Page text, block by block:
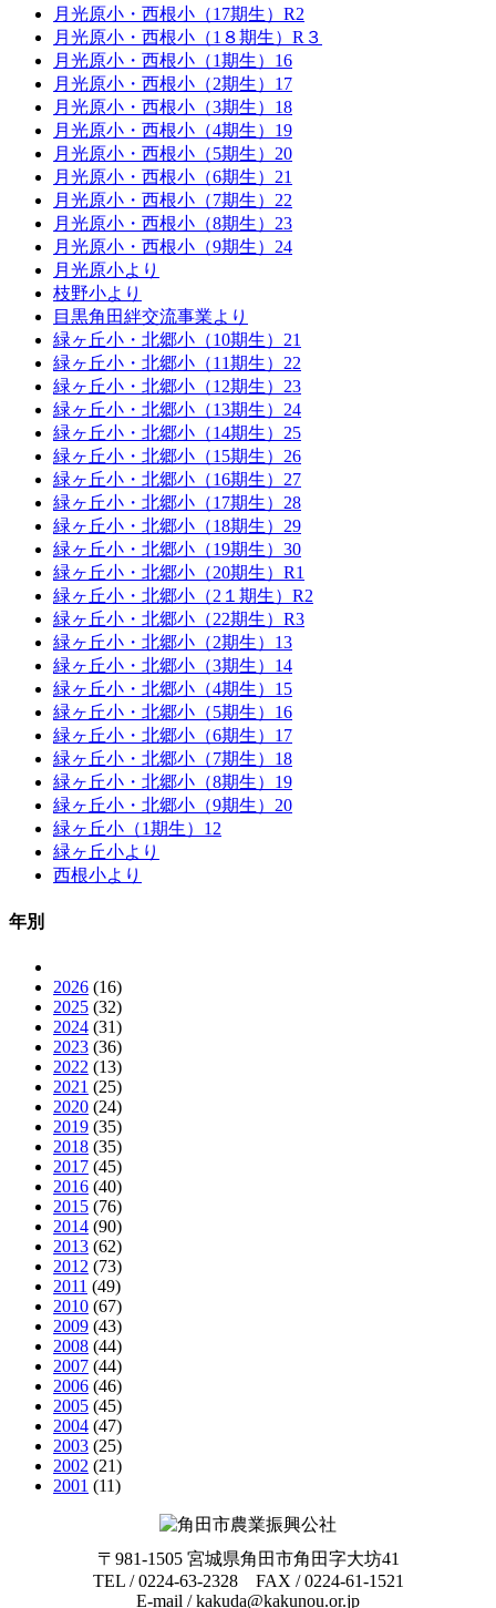
月光原小・西根小（17期生）R2
月光原小・西根小（1８期生）R３
月光原小・西根小（1期生）16
月光原小・西根小（2期生）17
月光原小・西根小（3期生）18
月光原小・西根小（4期生）19
月光原小・西根小（5期生）20
月光原小・西根小（6期生）21
月光原小・西根小（7期生）22
月光原小・西根小（8期生）23
月光原小・西根小（9期生）24
月光原小より
枝野小より
目黒角田絆交流事業より
緑ヶ丘小・北郷小（10期生）21
緑ヶ丘小・北郷小（11期生）22
緑ヶ丘小・北郷小（12期生）23
緑ヶ丘小・北郷小（13期生）24
緑ヶ丘小・北郷小（14期生）25
緑ヶ丘小・北郷小（15期生）26
緑ヶ丘小・北郷小（16期生）27
緑ヶ丘小・北郷小（17期生）28
緑ヶ丘小・北郷小（18期生）29
緑ヶ丘小・北郷小（19期生）30
緑ヶ丘小・北郷小（20期生）R1
緑ヶ丘小・北郷小（2１期生）R2
緑ヶ丘小・北郷小（22期生）R3
緑ヶ丘小・北郷小（2期生）13
緑ヶ丘小・北郷小（3期生）14
緑ヶ丘小・北郷小（4期生）15
緑ヶ丘小・北郷小（5期生）16
緑ヶ丘小・北郷小（6期生）17
緑ヶ丘小・北郷小（7期生）18
緑ヶ丘小・北郷小（8期生）19
緑ヶ丘小・北郷小（9期生）20
緑ヶ丘小（1期生）12
緑ヶ丘小より
西根小より
年別
2026 (16)
2025 (32)
2024 (31)
2023 (36)
2022 (13)
2021 (25)
2020 (24)
2019 (35)
2018 (35)
2017 (45)
2016 (40)
2015 (76)
2014 (90)
2013 (62)
2012 (73)
2011 (49)
2010 (67)
2009 (43)
2008 (44)
2007 (44)
2006 (46)
2005 (45)
2004 (47)
2003 (25)
2002 (21)
2001 (11)
〒981-1505 宮城県角田市角田字大坊41
TEL / 0224-63-2328 FAX / 0224-61-1521
E-mail / kakuda@kakunou.or.jp